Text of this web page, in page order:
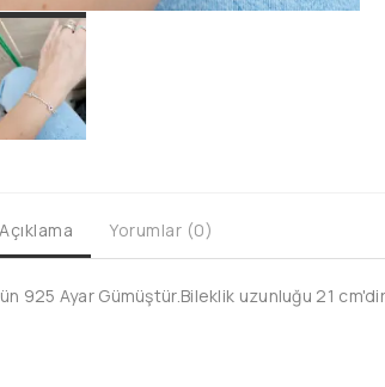
Açıklama Yorumlar (0)
925 Ayar Gümüştür.Bileklik uzunluğu 21